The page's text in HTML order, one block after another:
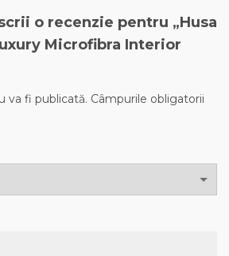
o recenzie pentru „Husa
Microfibra Interior
va fi publicată. Câmpurile obligatorii